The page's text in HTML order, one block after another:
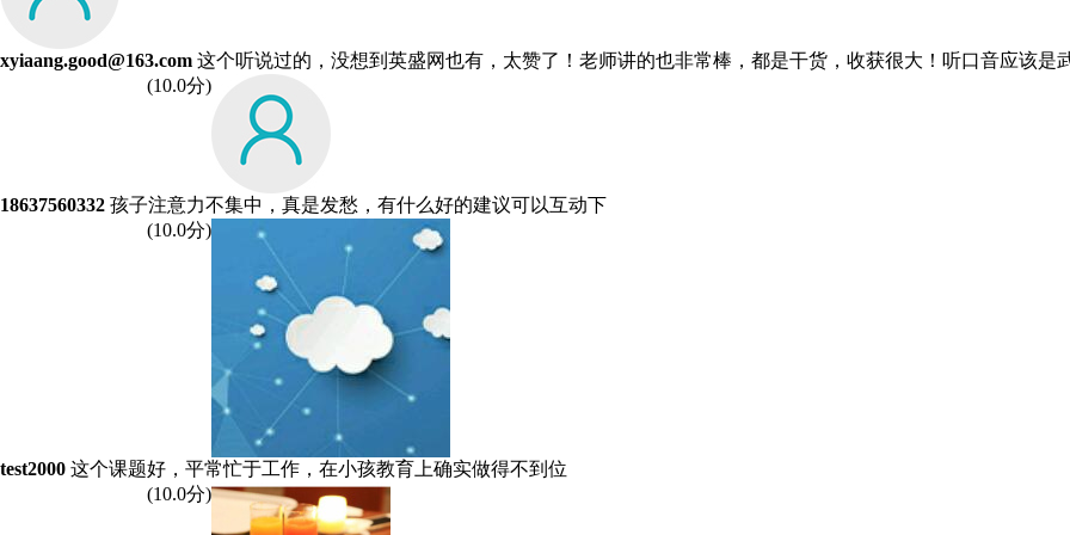
xyiaang.good@163.com 这个听说过的，没想到英盛网也有，太赞了！老师讲的也非常棒，都是干货，收获很大！听口音应该是
(10.0分)
18637560332 孩子注意力不集中，真是发愁，有什么好的建议可以互动下
(10.0分)
test2000 这个课题好，平常忙于工作，在小孩教育上确实做得不到位
(10.0分)